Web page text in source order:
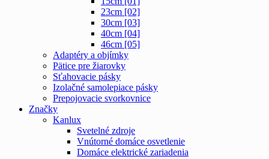
23cm [02]
30cm [03]
40cm [04]
46cm [05]
Adaptéry a objímky
Pätice pre žiarovky
Sťahovacie pásky
Izolačné samolepiace pásky
Prepojovacie svorkovnice
Značky
Kanlux
Svetelné zdroje
Vnútorné domáce osvetlenie
Domáce elektrické zariadenia